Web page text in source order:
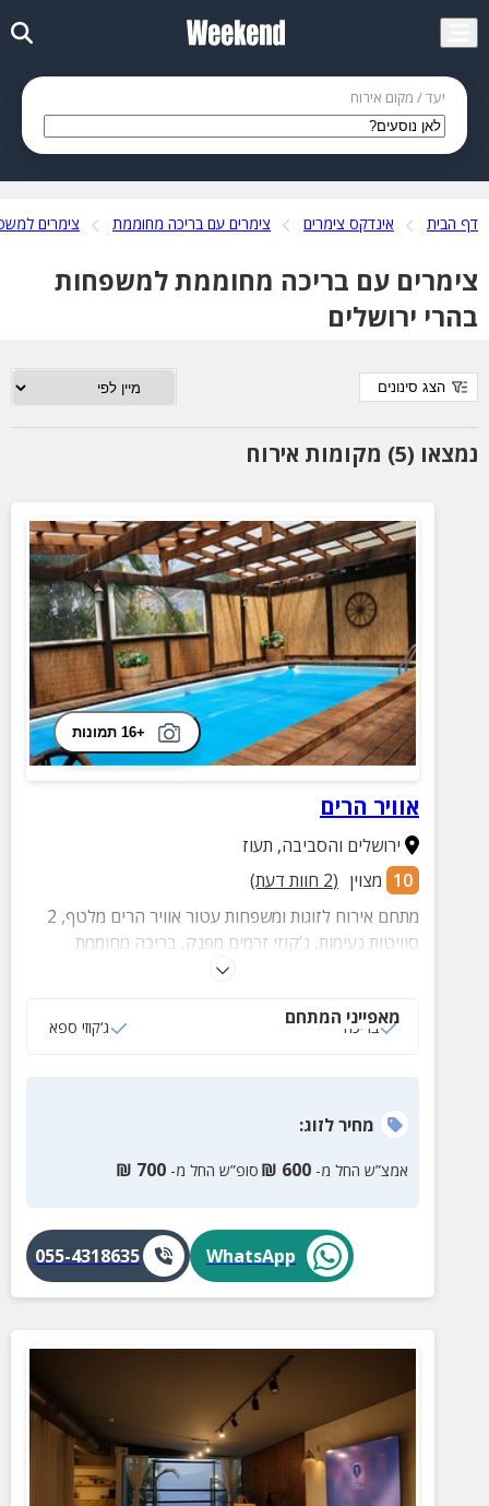
יעד / מקום אירוח
דף הבית אינדקס צימרים צימרים עם בריכה מחוממת צימרים
צימרים עם בריכה מחוממת למשפחות
בהרי ירושלים
נמצאו (5) מקומות אירוח
הצג סינונים
+16 תמונות
אוויר הרים
ירושלים והסביבה, תעוז
10 מצוין (
2 חוות דעת)
מתחם אירוח לזוגות ומשפחות עטור אוויר הרים מלטף, 2
סוויטות נעימות, ג'קוזי זרמים מפנק, בריכה מחוממת
ומקורה אל מול נוף הרים משגע.
מאפייני המתחם
בריכה ג‘קוזי ספא
מחירלזוג:
אמצ”ש החל מ- 600
₪ סופ”ש החל מ- 700
₪
WhatsApp
055-4318635